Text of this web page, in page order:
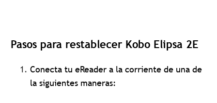
Pasos para restablecer Kobo Elipsa 2E
Conecta tu eReader a la corriente de una de
la siguientes maneras: